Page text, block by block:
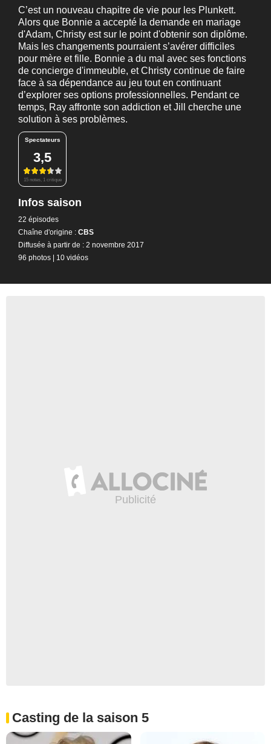
C’est un nouveau chapitre de vie pour les Plunkett.
Alors que Bonnie a accepté la demande en mariage
d'Adam, Christy est sur le point d'obtenir son diplôme.
Mais les changements pourraient s’avérer difficiles
pour mère et fille. Bonnie a du mal avec ses fonctions
de concierge d'immeuble, et Christy continue de faire
face à sa dépendance au jeu tout en continuant
d’explorer ses options professionnelles. Pendant ce
temps, Ray affronte son addiction et Jill cherche une
solution à ses problèmes.
Spectateurs
3,5
15 notes, 1 critique
Infos saison
22 épisodes
Chaîne d'origine : CBS
Diffusée à partir de : 2 novembre 2017
96 photos | 10 vidéos
Casting de la saison 5